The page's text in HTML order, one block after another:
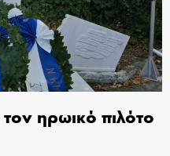
ηρωικό πιλότο